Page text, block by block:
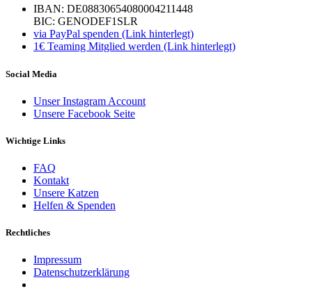
IBAN: DE08830654080004211448
BIC: GENODEF1SLR
via PayPal spenden (Link hinterlegt)
1€ Teaming Mitglied werden (Link hinterlegt)
Social Media
Unser Instagram Account
Unsere Facebook Seite
Wichtige Links
FAQ
Kontakt
Unsere Katzen
Helfen & Spenden
Rechtliches
Impressum
Datenschutzerklärung